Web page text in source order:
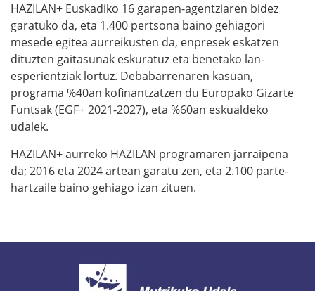
HAZILAN+ Euskadiko 16 garapen-agentziaren bidez
garatuko da, eta 1.400 pertsona baino gehiagori
mesede egitea aurreikusten da, enpresek eskatzen
dituzten gaitasunak eskuratuz eta benetako lan-
esperientziak lortuz. Debabarrenaren kasuan,
programa %40an kofinantzatzen du Europako Gizarte
Funtsak (EGF+ 2021-2027), eta %60an eskualdeko
udalek.
HAZILAN+ aurreko HAZILAN programaren jarraipena
da; 2016 eta 2024 artean garatu zen, eta 2.100 parte-
hartzaile baino gehiago izan zituen.